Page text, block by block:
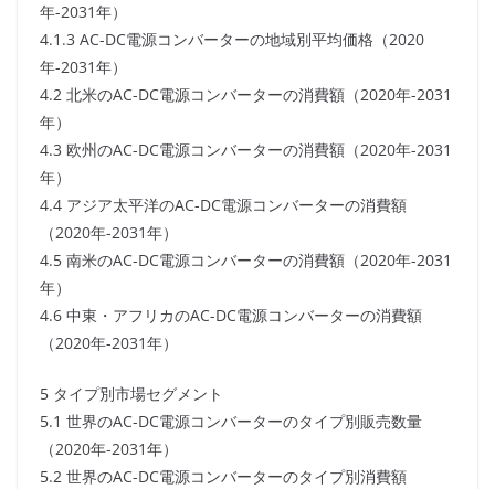
年-2031年）
4.1.3 AC-DC電源コンバーターの地域別平均価格（2020
年-2031年）
4.2 北米のAC-DC電源コンバーターの消費額（2020年-2031
年）
4.3 欧州のAC-DC電源コンバーターの消費額（2020年-2031
年）
4.4 アジア太平洋のAC-DC電源コンバーターの消費額
（2020年-2031年）
4.5 南米のAC-DC電源コンバーターの消費額（2020年-2031
年）
4.6 中東・アフリカのAC-DC電源コンバーターの消費額
（2020年-2031年）
5 タイプ別市場セグメント
5.1 世界のAC-DC電源コンバーターのタイプ別販売数量
（2020年-2031年）
5.2 世界のAC-DC電源コンバーターのタイプ別消費額